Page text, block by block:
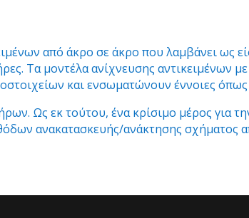
από άκρο σε άκρο που λαμβάνει ως
Τα μοντέλα ανίχνευσης αντικειμένων
και ενσωματώνουν έννοιες
Ως εκ τούτου, ένα κρίσιμο μέρος για
ανακατασκευής/ανάκτησης σχήματος